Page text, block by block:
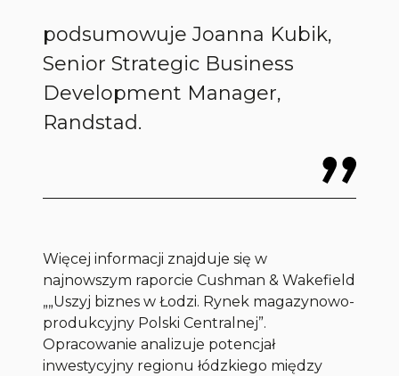
podsumowuje Joanna Kubik,
Senior Strategic Business
Development Manager,
Randstad.
Więcej informacji znajduje się w
najnowszym raporcie Cushman & Wakefield
„„Uszyj biznes w Łodzi. Rynek magazynowo-
produkcyjny Polski Centralnej”.
Opracowanie analizuje potencjał
inwestycyjny regionu łódzkiego między